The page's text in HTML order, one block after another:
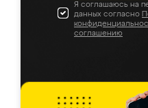
Я соглашаюсь на
данных согласно
соглашению